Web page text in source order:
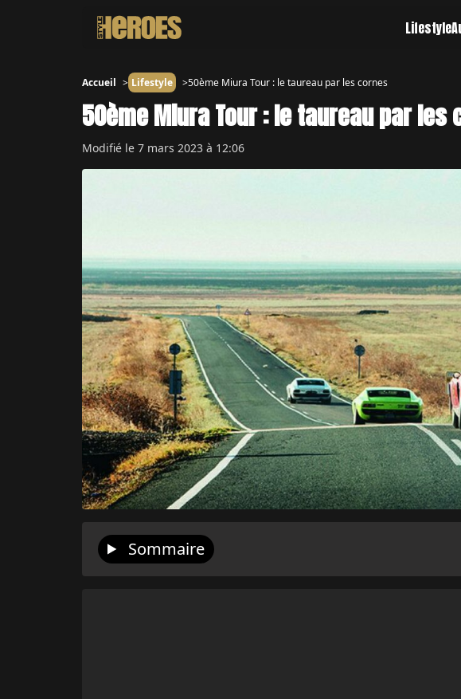
Lifestyle
Accueil Lifestyle 50ème Miura Tour : le taureau par les cornes
50ème Miura Tour : le taureau par les
Modifié le 7 mars 2023 à 12:06
Sommaire